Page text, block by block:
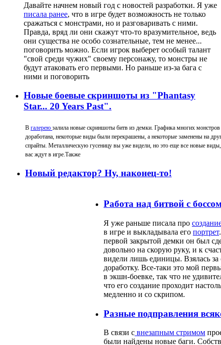
Давайте начнем новый год с новостей разработки. Я уже
писала ранее, что в игре будет возможность не только
сражаться с монстрами, но и разговаривать с ними.
Правда, вряд ли они скажут что-то вразумительное, ведь
они существа не особо сознательные, тем не менее...
поговорить можно. Если игрок выберет особый талант
"свой среди чужих" своему персонажу, то монстры не
будут атаковать его первыми. Но раньше из-за бага с
ними и поговорить
Новые боевые скриншоты из "Phantasy
Star... 20 Years Past".
В галерею залила новые скриншоты битв из демки. Графика многих
доработана, некоторые виды были перекрашены, а некоторые заменены на
спрайты. Металлическую гусеницу вы уже видели, но это еще все новые
вас ждут в игре.Также
Новый редактор? Ну, наконец-то!
Работа над битвой с
Я уже раньше писала про
в игре и выкладывала его портрет
первой закрытой демки он был
довольно на скорую руку, и к
видели лишь единицы. Взялась за
доработку. Все-таки это мой
в экшн-боевке, так что не
что его создание проходит
медленно и со скрипом.
Разные подправления
В связи с внезапным стримом
были найдены новые баги.